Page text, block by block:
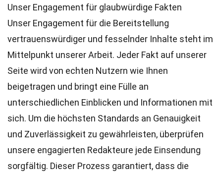
Unser Engagement für glaubwürdige Fakten
Unser Engagement für die Bereitstellung
vertrauenswürdiger und fesselnder Inhalte steht im
Mittelpunkt unserer Arbeit. Jeder Fakt auf unserer
Seite wird von echten Nutzern wie Ihnen
beigetragen und bringt eine Fülle an
unterschiedlichen Einblicken und Informationen mit
sich. Um die höchsten Standards an Genauigkeit
und Zuverlässigkeit zu gewährleisten, überprüfen
unsere engagierten Redakteure jede Einsendung
sorgfältig. Dieser Prozess garantiert, dass die